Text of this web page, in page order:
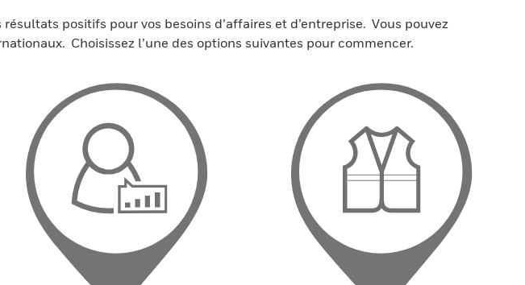
positifs pour vos besoins d’affaires et d’entreprise. Vous pouvez
Choisissez l’une des options suivantes pour commencer.